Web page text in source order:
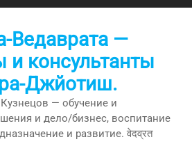
Ведаврата —
и консультанты
Джйотиш.
— обучение и
и дело/бизнес, воспитание
и развитие. वेदव्रत